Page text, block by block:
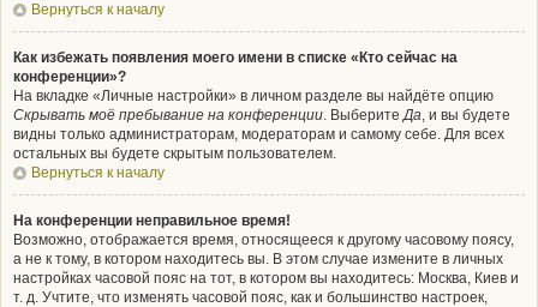
Вернуться к началу
Как избежать появления моего имени в списке «Кто сейчас на
конференции»?
На вкладке «Личные настройки» в личном разделе вы найдёте опцию
Скрывать моё пребывание на конференции. ВыберитеДа, и вы будете
видны только администраторам, модераторам и самому себе. Для всех
остальных вы будете скрытым пользователем.
Вернуться к началу
На конференции неправильное время!
Возможно, отображается время, относящееся к другому часовому поясу,
а не к тому, в котором находитесь вы. В этом случае измените в личных
настройках часовой пояс на тот, в котором вы находитесь: Москва, Киев и
т. д. Учтите, что изменять часовой пояс, как и большинство настроек,